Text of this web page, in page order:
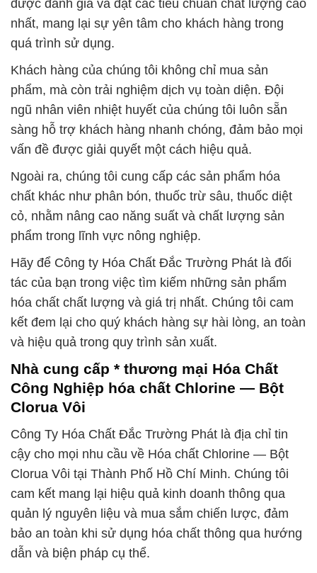
được đánh giá và đạt các tiêu chuẩn chất lượng cao
nhất, mang lại sự yên tâm cho khách hàng trong
quá trình sử dụng.
Khách hàng của chúng tôi không chỉ mua sản
phẩm, mà còn trải nghiệm dịch vụ toàn diện. Đội
ngũ nhân viên nhiệt huyết của chúng tôi luôn sẵn
sàng hỗ trợ khách hàng nhanh chóng, đảm bảo mọi
vấn đề được giải quyết một cách hiệu quả.
Ngoài ra, chúng tôi cung cấp các sản phẩm hóa
chất khác như phân bón, thuốc trừ sâu, thuốc diệt
cỏ, nhằm nâng cao năng suất và chất lượng sản
phẩm trong lĩnh vực nông nghiệp.
Hãy để Công ty Hóa Chất Đắc Trường Phát là đối
tác của bạn trong việc tìm kiếm những sản phẩm
hóa chất chất lượng và giá trị nhất. Chúng tôi cam
kết đem lại cho quý khách hàng sự hài lòng, an toàn
và hiệu quả trong quy trình sản xuất.
Nhà cung cấp * thương mại Hóa Chất
Công Nghiệp hóa chất Chlorine — Bột
Clorua Vôi
Công Ty Hóa Chất Đắc Trường Phát là địa chỉ tin
cậy cho mọi nhu cầu về Hóa chất Chlorine — Bột
Clorua Vôi tại Thành Phố Hồ Chí Minh. Chúng tôi
cam kết mang lại hiệu quả kinh doanh thông qua
quản lý nguyên liệu và mua sắm chiến lược, đảm
bảo an toàn khi sử dụng hóa chất thông qua hướng
dẫn và biện pháp cụ thể.